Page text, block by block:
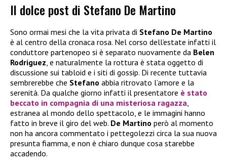
Il dolce post di Stefano De Martino
Sono ormai mesi che la vita privata di Stefano De Martino
è al centro della cronaca rosa. Nel corso dell’estate infatti il
conduttore partenopeo si è separato nuovamente da Belen
Rodriguez, e naturalmente la rottura è stata oggetto di
discussione sui tabloid e i siti di gossip. Di recente tuttavia
sembrerebbe che Stefano abbia ritrovato l’amore e la
serenità. Da qualche giorno infatti il presentatore è stato
beccato in compagnia di una misteriosa ragazza,
estranea al mondo dello spettacolo, e le immagini hanno
fatto in breve il giro del web. De Martino però al momento
non ha ancora commentato i pettegolezzi circa la sua nuova
presunta fiamma, e non è chiaro dunque cosa starebbe
accadendo.